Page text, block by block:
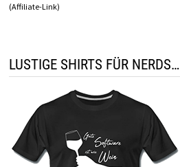
(Affiliate-Link)
LUSTIGE SHIRTS FÜR NERDS…